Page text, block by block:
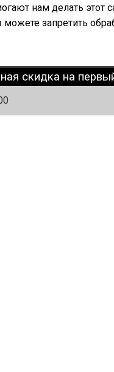
нам делать этот
запретить
скидка на